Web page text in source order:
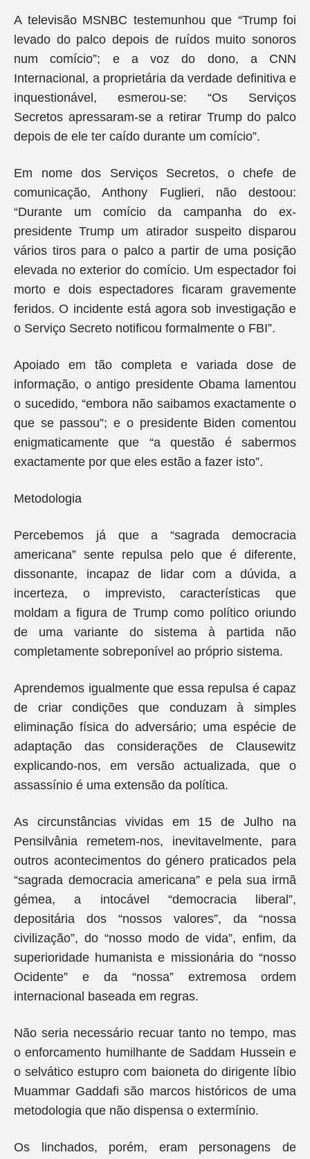
A televisão MSNBC testemunhou que “Trump foi
levado do palco depois de ruídos muito sonoros
num comício”; e a voz do dono, a CNN
Internacional, a proprietária da verdade definitiva e
inquestionável, esmerou-se: “Os Serviços
Secretos apressaram-se a retirar Trump do palco
depois de ele ter caído durante um comício”.
Em nome dos Serviços Secretos, o chefe de
comunicação, Anthony Fuglieri, não destoou:
“Durante um comício da campanha do ex-
presidente Trump um atirador suspeito disparou
vários tiros para o palco a partir de uma posição
elevada no exterior do comício. Um espectador foi
morto e dois espectadores ficaram gravemente
feridos. O incidente está agora sob investigação e
o Serviço Secreto notificou formalmente o FBI”.
Apoiado em tão completa e variada dose de
informação, o antigo presidente Obama lamentou
o sucedido, “embora não saibamos exactamente o
que se passou”; e o presidente Biden comentou
enigmaticamente que “a questão é sabermos
exactamente por que eles estão a fazer isto”.
Metodologia
Percebemos já que a “sagrada democracia
americana” sente repulsa pelo que é diferente,
dissonante, incapaz de lidar com a dúvida, a
incerteza, o imprevisto, características que
moldam a figura de Trump como político oriundo
de uma variante do sistema à partida não
completamente sobreponível ao próprio sistema.
Aprendemos igualmente que essa repulsa é capaz
de criar condições que conduzam à simples
eliminação física do adversário; uma espécie de
adaptação das considerações de Clausewitz
explicando-nos, em versão actualizada, que o
assassínio é uma extensão da política.
As circunstâncias vividas em 15 de Julho na
Pensilvânia remetem-nos, inevitavelmente, para
outros acontecimentos do género praticados pela
“sagrada democracia americana” e pela sua irmã
gémea, a intocável “democracia liberal”,
depositária dos “nossos valores”, da “nossa
civilização”, do “nosso modo de vida”, enfim, da
superioridade humanista e missionária do “nosso
Ocidente” e da “nossa” extremosa ordem
internacional baseada em regras.
Não seria necessário recuar tanto no tempo, mas
o enforcamento humilhante de Saddam Hussein e
o selvático estupro com baioneta do dirigente líbio
Muammar Gaddafi são marcos históricos de uma
metodologia que não dispensa o extermínio.
Os linchados, porém, eram personagens de